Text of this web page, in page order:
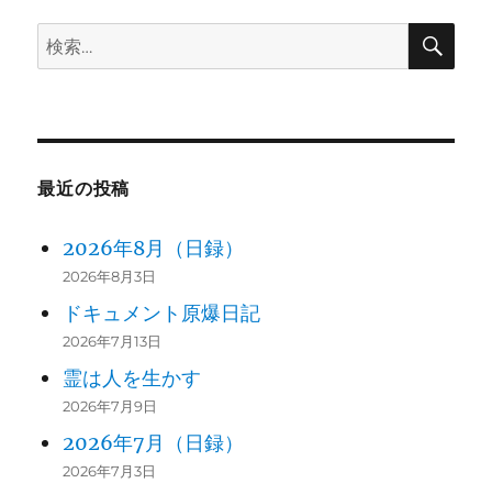
ン
検
索:
検
最近の投稿
2026年8月（日録）
2026年8月3日
ドキュメント原爆日記
2026年7月13日
霊は人を生かす
2026年7月9日
2026年7月（日録）
2026年7月3日